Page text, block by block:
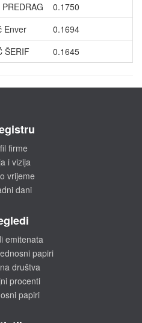
0.1750
Enver
0.1694
ŠERIF 0.1645
firme
i vizija
vrijeme
dani
emitenata
papiri
društva
procenti
papiri